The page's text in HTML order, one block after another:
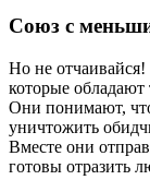
Союз с
Но не
которые
Они понимают,
уничтожить
Вместе они
готовы отразить